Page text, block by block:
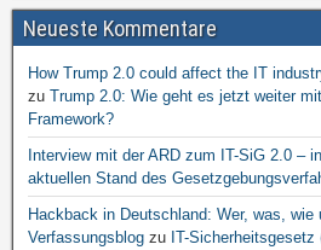
Neueste Kommentare
How Trump 2.0 could affect the IT
zu Trump 2.0: Wie geht es jetzt weiter
Framework?
Interview mit der ARD zum IT-SiG 2.0 –
aktuellen Stand des
Hackback in Deutschland: Wer, was, wie
Verfassungsblog zu IT-